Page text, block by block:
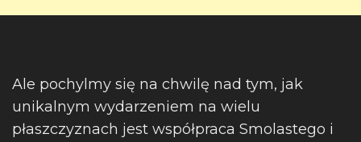
Ale pochylmy się na chwilę nad tym, jak
unikalnym wydarzeniem na wielu
płaszczyznach jest współpraca Smolastego i